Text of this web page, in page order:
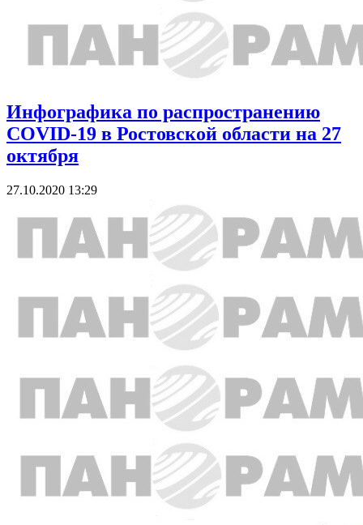
Инфографика по распространению
COVID-19 в Ростовской области на 27
октября
27.10.2020 13:29